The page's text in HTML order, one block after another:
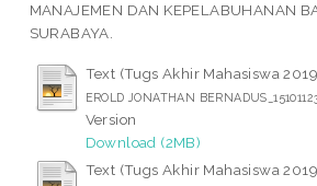
MANAJEMEN DAN KEPELABUHANAN
SURABAYA.
Text (Tugs Akhir Mahasiswa
EROLD JONATHAN
Version
Download (2MB)
Text (Tugs Akhir Mahasiswa